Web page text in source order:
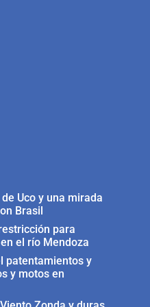
Uco y una mirada
Brasil
para
el río Mendoza
patentamientos y
y motos en